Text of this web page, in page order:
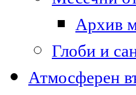
Архив
Глоби и
Атмосферен